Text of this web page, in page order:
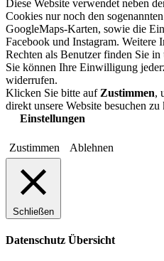
Diese Website verwendet neben
Cookies nur noch den
GoogleMaps-Karten, sowie die
Facebook und Instagram. Weitere
Rechten als Benutzer finden Sie in
Sie können Ihre Einwilligung
widerrufen.
Klicken Sie bitte auf Zustimmen,
direkt unsere Website besuchen zu
Einstellungen
Zustimmen Ablehnen
Schließen
Datenschutz Übersicht